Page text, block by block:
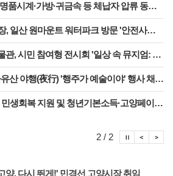
계·가방·귀금속 등 체납자 압류 동산 620점 공개 경매
원마운트 워터파크 방문 '안전사고 방지 대책 점검'
민 참여형 전시회 '일상 속 뮤지엄: 잠시, 마음' 8월 개최
야행(夜行) '행주가 예술이야' 행사 채비 나선 고양시
복 지원 및 청년기본소득·고양페이 확대 '도비 매칭 관건'
양, 다시 뛰게!' 민경선 고양시장 취임
2 / 2 포
포토이